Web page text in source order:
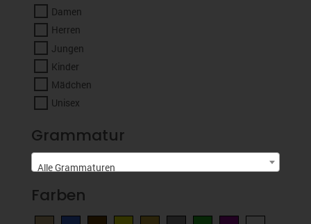
Damen
Herren
Jungen
Kinder
Mädchen
Unisex
Grammatur
Alle Grammaturen
Farben